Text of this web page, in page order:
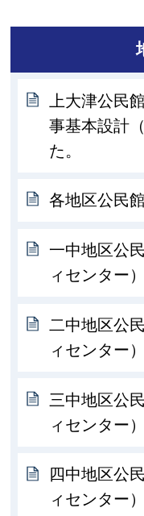
上大津公民
事基本設計
た。
各地区公民
一中地区公
ィセンター）
二中地区公
ィセンター）
三中地区公
ィセンター）
四中地区公
ィセンター）